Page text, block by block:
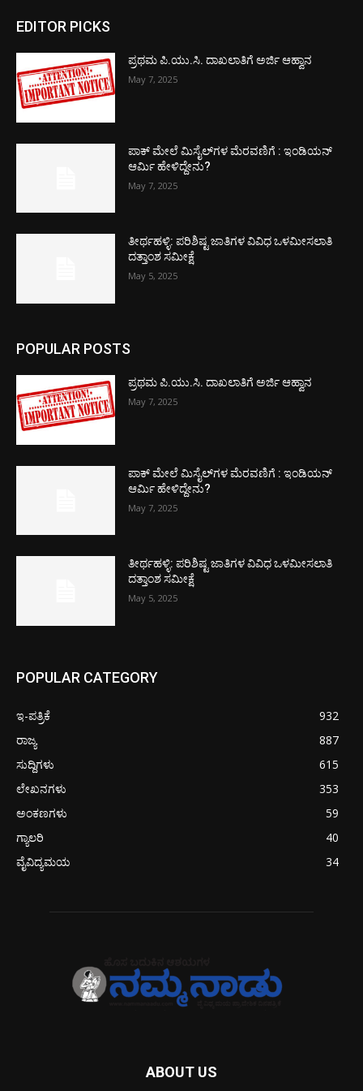
EDITOR PICKS
ಪ್ರಥಮ ಪಿ.ಯು.ಸಿ. ದಾಖಲಾತಿಗೆ ಅರ್ಜಿ ಆಹ್ವಾನ
May 7, 2025
ಪಾಕ್​ ಮೇಲೆ ಮಿಸೈಲ್​ಗಳ ಮೆರವಣಿಗೆ : ಇಂಡಿಯನ್
ಆರ್ಮಿ ಹೇಳಿದ್ದೇನು?
May 7, 2025
ತೀರ್ಥಹಳ್ಳಿ: ಪರಿಶಿಷ್ಟ ಜಾತಿಗಳ ವಿವಿಧ ಒಳಮೀಸಲಾತಿ
ದತ್ತಾಂಶ ಸಮೀಕ್ಷೆ
May 5, 2025
POPULAR POSTS
ಪ್ರಥಮ ಪಿ.ಯು.ಸಿ. ದಾಖಲಾತಿಗೆ ಅರ್ಜಿ ಆಹ್ವಾನ
May 7, 2025
ಪಾಕ್​ ಮೇಲೆ ಮಿಸೈಲ್​ಗಳ ಮೆರವಣಿಗೆ : ಇಂಡಿಯನ್
ಆರ್ಮಿ ಹೇಳಿದ್ದೇನು?
May 7, 2025
ತೀರ್ಥಹಳ್ಳಿ: ಪರಿಶಿಷ್ಟ ಜಾತಿಗಳ ವಿವಿಧ ಒಳಮೀಸಲಾತಿ
ದತ್ತಾಂಶ ಸಮೀಕ್ಷೆ
May 5, 2025
POPULAR CATEGORY
ಇ-ಪತ್ರಿಕೆ
932
ರಾಜ್ಯ
887
ಸುದ್ದಿಗಳು
615
ಲೇಖನಗಳು
353
ಅಂಕಣಗಳು
59
ಗ್ಯಾಲರಿ
40
ವೈವಿದ್ಯಮಯ
34
ABOUT US